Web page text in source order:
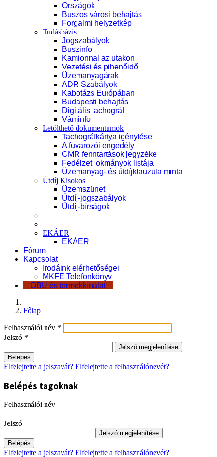
Országok
Buszos városi behajtás
Forgalmi helyzetkép
Tudásbázis
Jogszabályok
Buszinfo
Kamionnal az utakon
Vezetési és pihenőidő
Üzemanyagárak
ADR Szabályok
Kabotázs Európában
Budapesti behajtás
Digitális tachográf
Váminfo
Letölthető dokumentumok
Tachográfkártya igénylése
A fuvarozói engedély
CMR fenntartások jegyzéke
Fedélzeti okmányok listája
Üzemanyag- és útdíjklauzula minta
Útdíj Kisokos
Üzemszünet
Útdíj-jogszabályok
Útdíj-bírságok
EKÁER
EKÁER
Fórum
Kapcsolat
Irodáink elérhetőségei
MKFE Telefonkönyv
OBU és termékkínálat
Főlap
Felhasználói név *
Jelszó *
Jelszó megjelenítése
Belépés
Elfelejtette a jelszavát? Elfelejtette a felhasználónevét?
Belépés tagoknak
Felhasználói név
Jelszó
Jelszó megjelenítése
Belépés
Elfelejtette a jelszavát? Elfelejtette a felhasználónevét?